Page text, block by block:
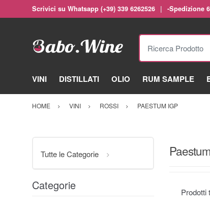
Scrivici su Whatsapp (+39) 339 6262526 -Spedizione
Ricerca Prodotto
VINI DISTILLATI OLIO RUM SAMPLE
HOME VINI ROSSI PAESTUM IGP
Tutte le Categorie
Categorie